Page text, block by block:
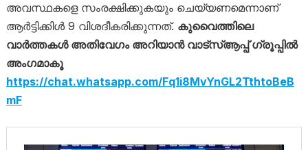
അവസ്ഥകളെ സംരക്ഷിക്കുകയും ചെയ്യണമെന്നാണ്
ആർട്ടിക്കിൾ 9 വിശദീകരിക്കുന്നത്. കുവൈത്തിലെ
വാർത്തകൾ അതിവേഗം അറിയാൻ വാട്സ്ആപ്പ് ഗ്രൂപ്പിൽ
അംഗമാകൂ
https://chat.whatsapp.com/Fq1i8MvYnGL2TthtoBeB
mF